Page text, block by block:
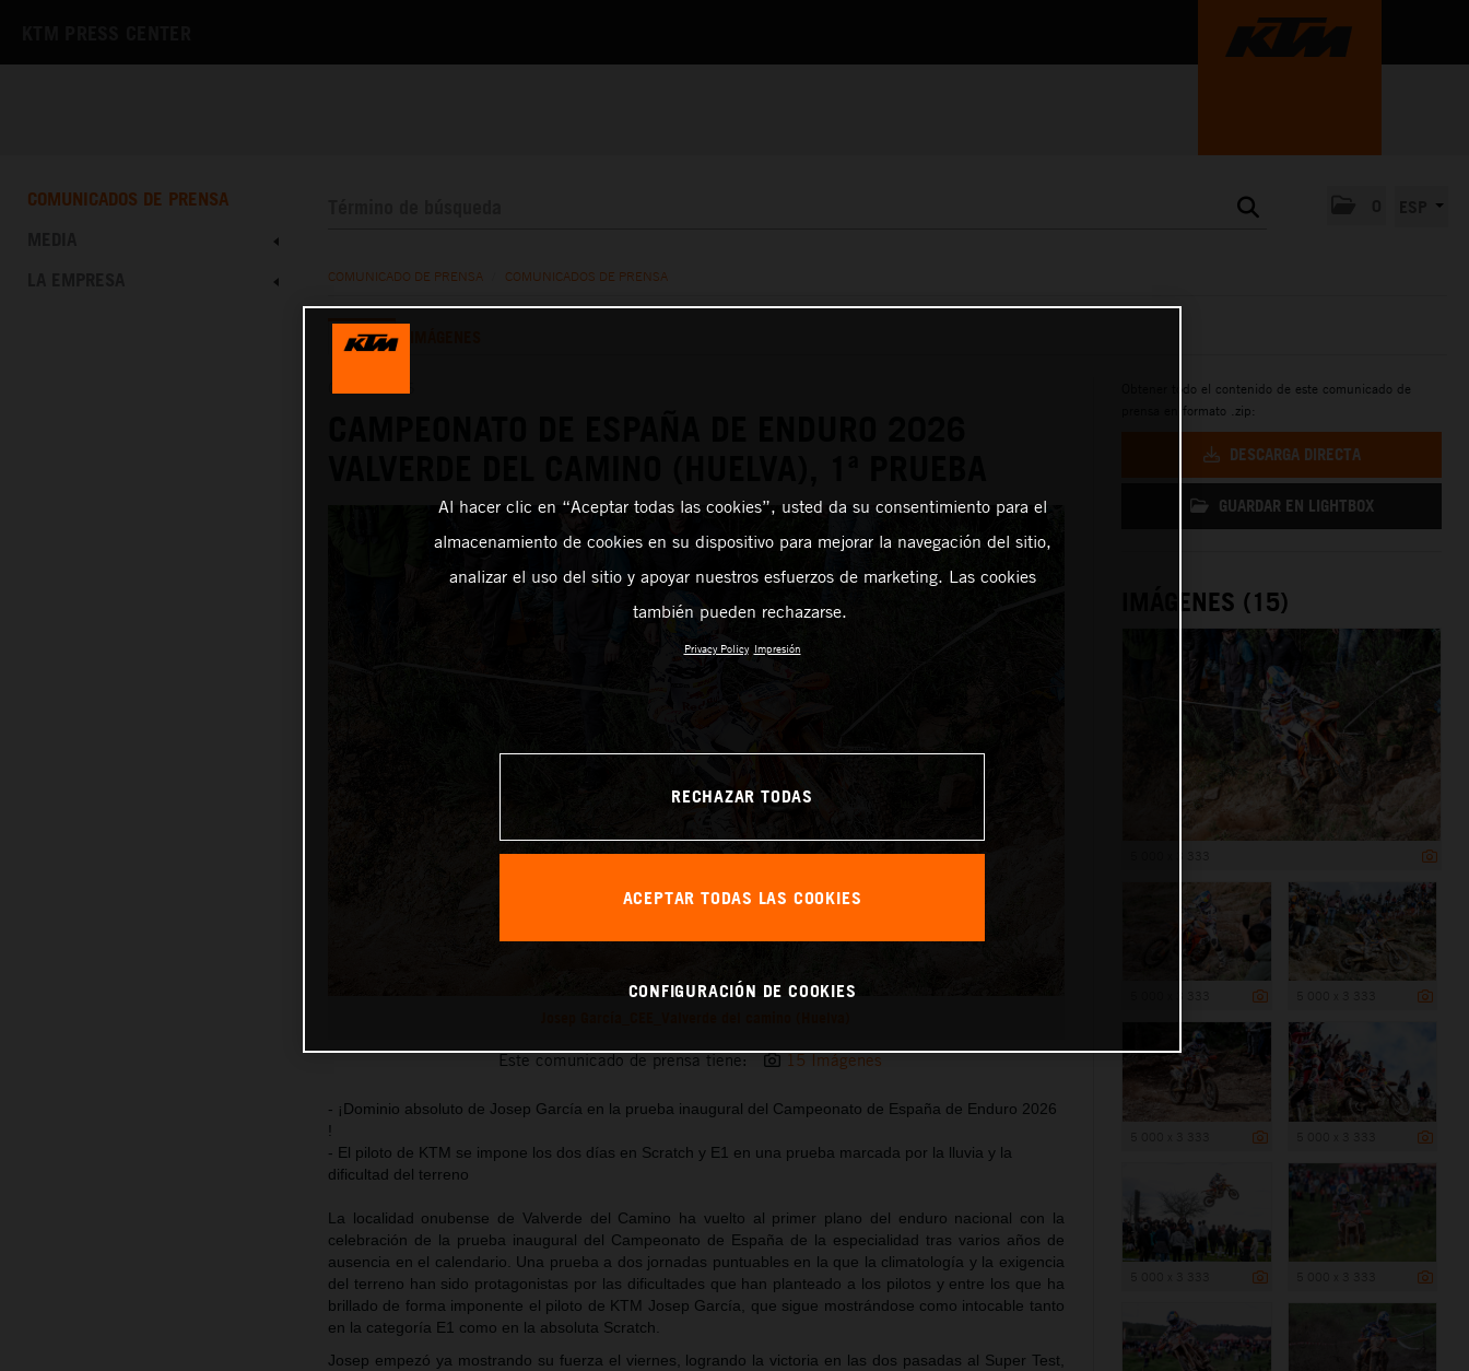
COMUNICADOS DE PRENSA
COMUNICADO DE PRENSA COMUNICADOS DE PRENSA
TEXTO
Este comunicado de prensa tiene: 15 Imágenes
- ¡Dominio absoluto de Josep García en la prueba inaugural del Campeonato de España de Enduro 2026
!
- El piloto de KTM se impone los dos días en Scratch y E1 en una prueba marcada por la lluvia y la
dificultad del terreno
La localidad onubense de Valverde del Camino ha vuelto al primer plano del enduro nacional con la
celebración de la prueba inaugural del Campeonato de España de la especialidad tras varios años de
ausencia en el calendario. Una prueba a dos jornadas puntuables en la que la climatología y la exigencia
del terreno han sido protagonistas por las dificultades que han planteado a los pilotos y entre los que ha
brillado de forma imponente el piloto de KTM Josep García, que sigue mostrándose como intocable tanto
en la categoría E1 como en la absoluta Scratch.
Josep empezó ya mostrando su fuerza el viernes, logrando la victoria en las dos pasadas al Super Test,
Obtener todo el contenido de este comunicado de
prensa en formato .zip:
DESCARGA DIRECTA
GUARDAR EN LIGHTBOX
IMÁGENES (15)
Al hacer clic en “Aceptar todas las cookies”, usted da su consentimiento para el
almacenamiento de cookies en su dispositivo para mejorar la navegación del sitio,
analizar el uso del sitio y apoyar nuestros esfuerzos de marketing. Las cookies
también pueden rechazarse.
Privacy Policy Impresión
RECHAZAR TODAS
ACEPTAR TODAS LAS COOKIES
CONFIGURACIÓN DE COOKIES